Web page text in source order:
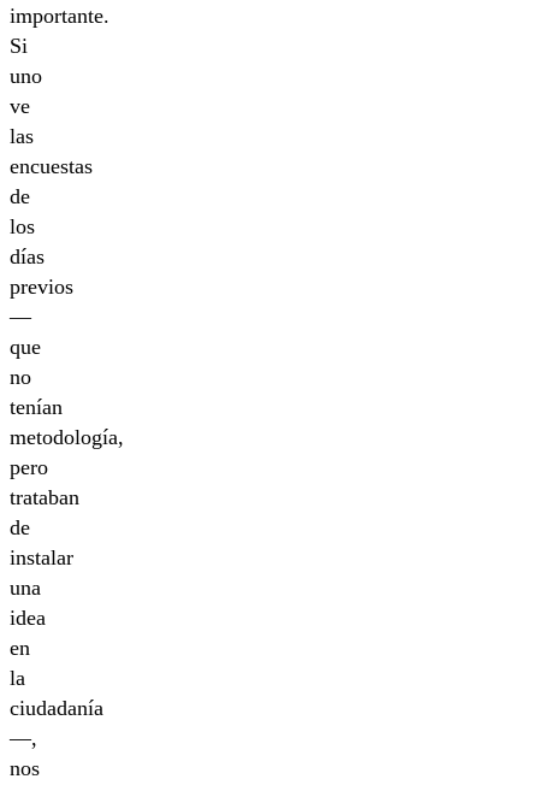
importante.
Si
uno
ve
las
encuestas
de
los
días
previos
—
que
no
tenían
metodología,
pero
trataban
de
instalar
una
idea
en
la
ciudadanía
—,
nos